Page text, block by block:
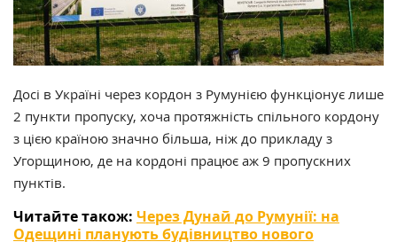
Досі в Україні через кордон з Румунією функціонує лише
2 пункти пропуску, хоча протяжність спільного кордону
з цією країною значно більша, ніж до прикладу з
Угорщиною, де на кордоні працює аж 9 пропускних
пунктів.
Читайте також: Через Дунай до Румунії: на
Одещині планують будівництво нового